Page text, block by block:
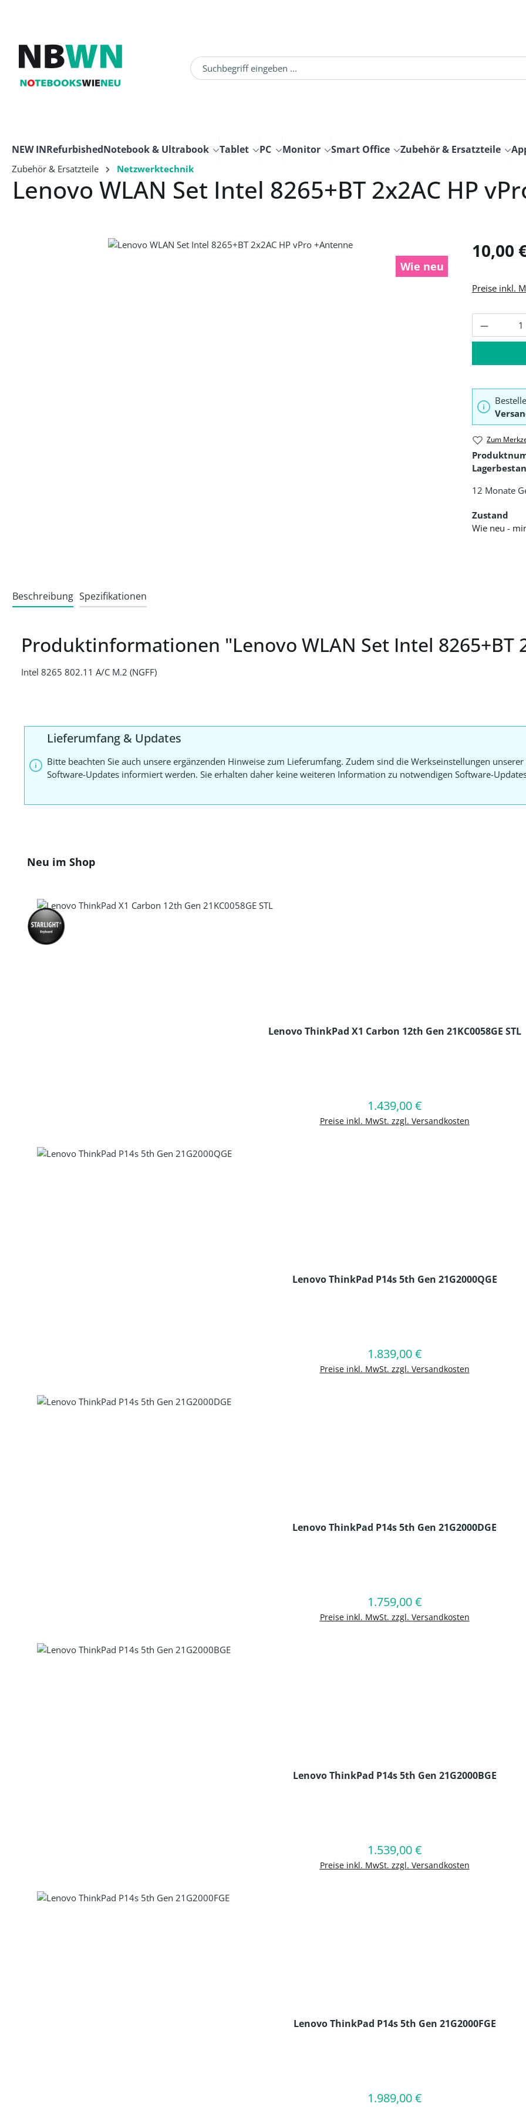
NEW INRefurbishedNotebook & Ultrabook Tablet PC Monitor Smart Office Zubehör & Ersatzteile
Zubehör & Ersatzteile Netzwerktechnik
Lenovo WLAN Set Intel 8265+BT 2x2AC HP
Bildergalerie überspringen
Wie neu
Regulärer
10,00
Preise inkl.
Zum
12 Monate
Zustand
Wie neu -
Beschreibung Spezifikationen
Produktinformationen "Lenovo WLAN Set Intel 8265+BT
Intel 8265 802.11 A/C M.2 (NGFF)
Lieferumfang & Updates
Bitte beachten Sie auch unsere ergänzenden Hinweise zum Lieferumfang. Zudem sind die Werkseinstellungen
Software-Updates informiert werden. Sie erhalten daher keine weiteren Information zu notwendigen Software-
Produktgalerie überspringen
Neu im Shop
Lenovo ThinkPad X1 Carbon 12th Gen 21KC0058GE STL
Regulärer Preis:
1.439,00 €
Preise inkl. MwSt. zzgl. Versandkosten
In den Warenkorb
Lenovo ThinkPad P14s 5th Gen 21G2000QGE
Regulärer Preis:
1.839,00 €
Preise inkl. MwSt. zzgl. Versandkosten
In den Warenkorb
Lenovo ThinkPad P14s 5th Gen 21G2000DGE
Regulärer Preis:
1.759,00 €
Preise inkl. MwSt. zzgl. Versandkosten
In den Warenkorb
Lenovo ThinkPad P14s 5th Gen 21G2000BGE
Regulärer Preis:
1.539,00 €
Preise inkl. MwSt. zzgl. Versandkosten
In den Warenkorb
Lenovo ThinkPad P14s 5th Gen 21G2000FGE
Regulärer Preis:
1.989,00 €
In den Warenkorb